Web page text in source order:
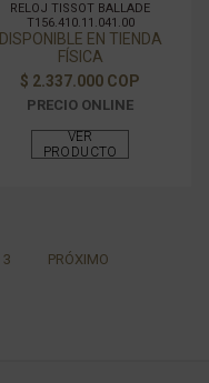
RELOJ TISSOT BALLADE
T156.410.11.041.00
$ 2.337.000 COP
DISPONIBLE EN TIENDA
FÍSICA
PRECIO ONLINE
VER
PRODUCTO
3 PRÓXIMO